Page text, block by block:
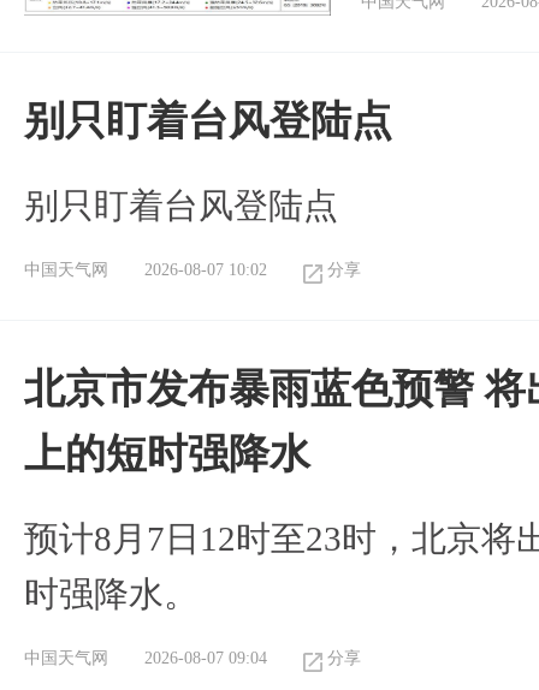
别只盯着台风登陆点
别只盯着台风登陆点
中国天气网 2026-08-07 10:02 分享
北京市发布暴雨蓝色预警
上的短时强降水
预计8月7日12时至23时，北京将
时强降水。
中国天气网 2026-08-07 09:04 分享